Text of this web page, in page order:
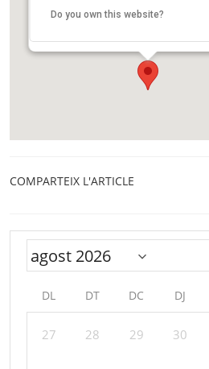
Facultat de Biologia de la Universitat
Avinguda de la Diagonal, 643
Do you own this website?
COMPARTEIX L'ARTICLE
DL DT DC DJ
27 28 29 30